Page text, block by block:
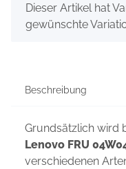
x
Dieser Artikel hat
gewünschte
Beschreibung
Grundsätzlich wird
Lenovo FRU
verschiedenen